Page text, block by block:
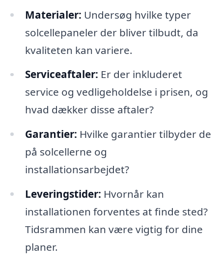
Materialer: Undersøg hvilke typer
solcellepaneler der bliver tilbudt, da
kvaliteten kan variere.
Serviceaftaler: Er der inkluderet
service og vedligeholdelse i prisen, og
hvad dækker disse aftaler?
Garantier: Hvilke garantier tilbyder de
på solcellerne og
installationsarbejdet?
Leveringstider: Hvornår kan
installationen forventes at finde sted?
Tidsrammen kan være vigtig for dine
planer.